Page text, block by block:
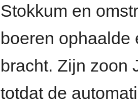
Stokkum en
boeren
bracht. Zijn zoon
totdat de